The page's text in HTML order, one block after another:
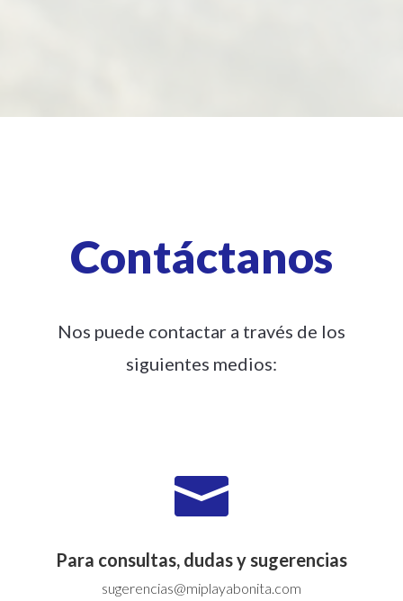
Contáctanos
Nos puede contactar a través de los
siguientes medios:

Para consultas, dudas y sugerencias
sugerencias@miplayabonita.com